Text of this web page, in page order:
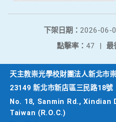
下架日期： 2026-06-
最
點擊率： 47 |
天主教崇光學校財團法人新北市
23149 新北市新店區三民路18號
No. 18, Sanmin Rd.,
Taiwan (R.O.C.)